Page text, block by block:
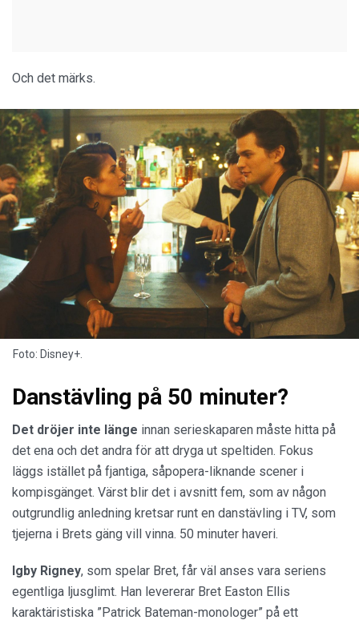
Och det märks.
Foto: Disney+.
Danstävling på 50 minuter?
Det dröjer inte länge innan serieskaparen måste hitta på
det ena och det andra för att dryga ut speltiden. Fokus
läggs istället på fjantiga, såpopera-liknande scener i
kompisgänget. Värst blir det i avsnitt fem, som av någon
outgrundlig anledning kretsar runt en danstävling i TV, som
tjejerna i Brets gäng vill vinna. 50 minuter haveri.
Igby Rigney, som spelar Bret, får väl anses vara seriens
egentliga ljusglimt. Han levererar Bret Easton Ellis
karaktäristiska ”Patrick Bateman-monologer” på ett